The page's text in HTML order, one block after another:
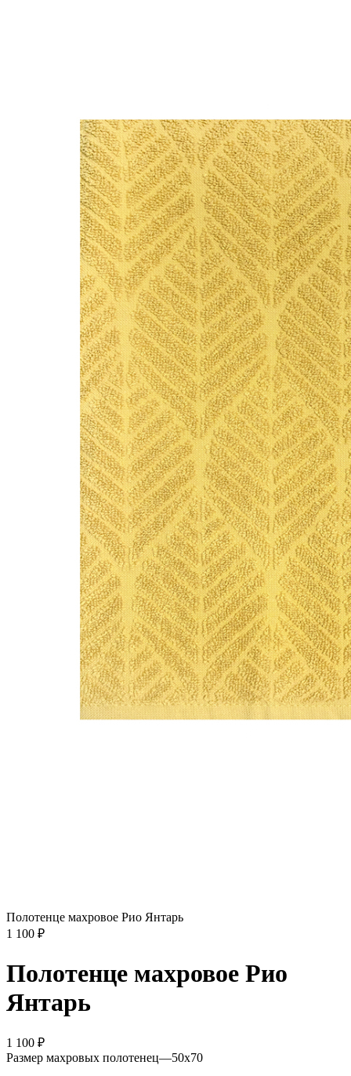
Полотенце махровое Рио Янтарь
1 100 ₽
Полотенце махровое Рио
Янтарь
1 100 ₽
Размер махровых полотенец—50х70